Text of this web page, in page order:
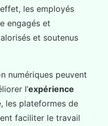
les employés
engagés et
et soutenus
numériques peuvent
l’expérience
les plateformes de
faciliter le travail